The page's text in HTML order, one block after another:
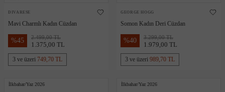
DIVARESE
Mavi Charmlı Kadın Cüzdan
%45 2.499,00 TL
1.375,00 TL
3 ve üzeri 749,70 TL
GEORGE HOGG
Somon Kadın Deri Cüzdan
%40 3.299,00 TL
1.979,00 TL
3 ve üzeri 989,70 TL
İlkbahar/Yaz 2026 İlkbahar/Yaz 2026